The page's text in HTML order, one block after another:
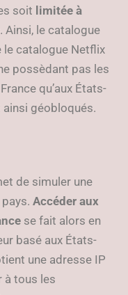
soit limitée à
. Ainsi, le catalogue
le catalogue Netflix
possèdant pas les
qu’aux États-
géobloqués.
de simuler une
Accéder aux
se fait alors en
basé aux États-
une adresse IP
à tous les